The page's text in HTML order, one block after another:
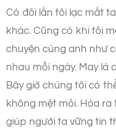
Có đôi lần tôi lạc mất
khác. Cũng có khi tôi
chuyện cùng anh như
nhau mỗi ngày. May là
Bây giờ chúng tôi có
không mệt mỏi. Hóa
giúp người ta vững tin